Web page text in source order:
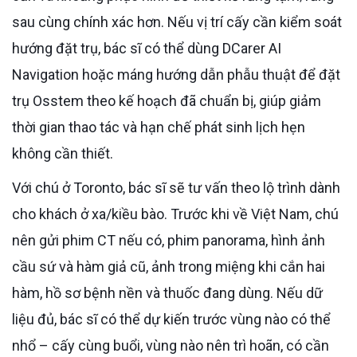
sau cùng chính xác hơn. Nếu vị trí cấy cần kiểm soát
hướng đặt trụ, bác sĩ có thể dùng DCarer AI
Navigation hoặc máng hướng dẫn phẫu thuật để đặt
trụ Osstem theo kế hoạch đã chuẩn bị, giúp giảm
thời gian thao tác và hạn chế phát sinh lịch hẹn
không cần thiết.
Với chú ở Toronto, bác sĩ sẽ tư vấn theo lộ trình dành
cho khách ở xa/kiều bào. Trước khi về Việt Nam, chú
nên gửi phim CT nếu có, phim panorama, hình ảnh
cầu sứ và hàm giả cũ, ảnh trong miệng khi cắn hai
hàm, hồ sơ bệnh nền và thuốc đang dùng. Nếu dữ
liệu đủ, bác sĩ có thể dự kiến trước vùng nào có thể
nhổ – cấy cùng buổi, vùng nào nên trì hoãn, có cần